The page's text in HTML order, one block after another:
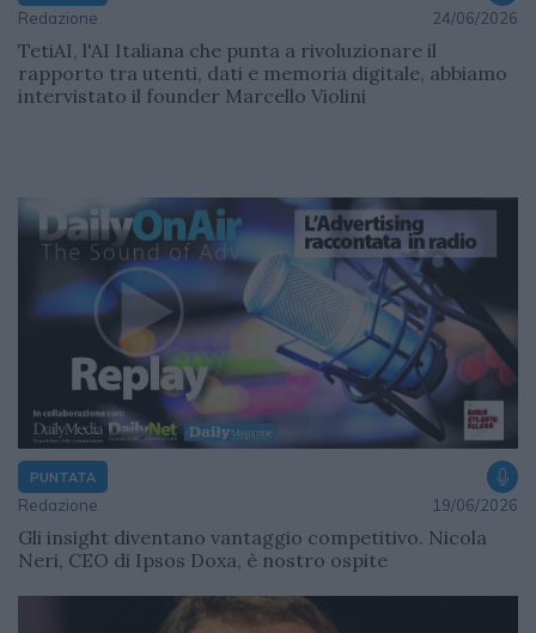
Redazione 24/06/2026
TetiAI, l'AI Italiana che punta a rivoluzionare il
rapporto tra utenti, dati e memoria digitale, abbiamo
intervistato il founder Marcello Violini
PUNTATA
Redazione 19/06/2026
Gli insight diventano vantaggio competitivo. Nicola
Neri, CEO di Ipsos Doxa, è nostro ospite